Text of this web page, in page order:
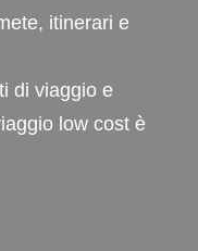
itinerari e
di viaggio e
low cost è